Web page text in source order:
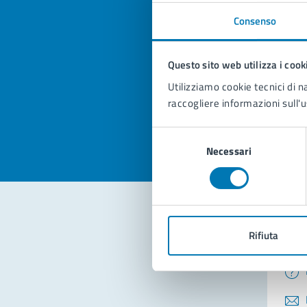
Consenso
Questo sito web utilizza i
Utilizziamo cookie tecnici di
raccogliere informazioni
Necessari
Rifiuta
Valuta